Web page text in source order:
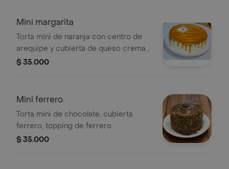
Mini margarita
Torta mini de naranja con centro de
arequipe y cubierta de queso crema y
arequipe desbordado.
$ 35.000
Mini ferrero
Torta mini de chocolate, cubierta
ferrero, topping de ferrero.
$ 35.000